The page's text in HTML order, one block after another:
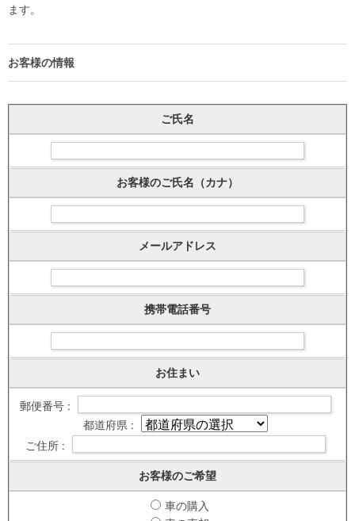
ます。
お客様の情報
ご氏名
お客様のご氏名（カナ）
メールアドレス
携帯電話番号
お住まい
郵便番号 :
都道府県 :
ご住所 :
お客様のご希望
車の購入